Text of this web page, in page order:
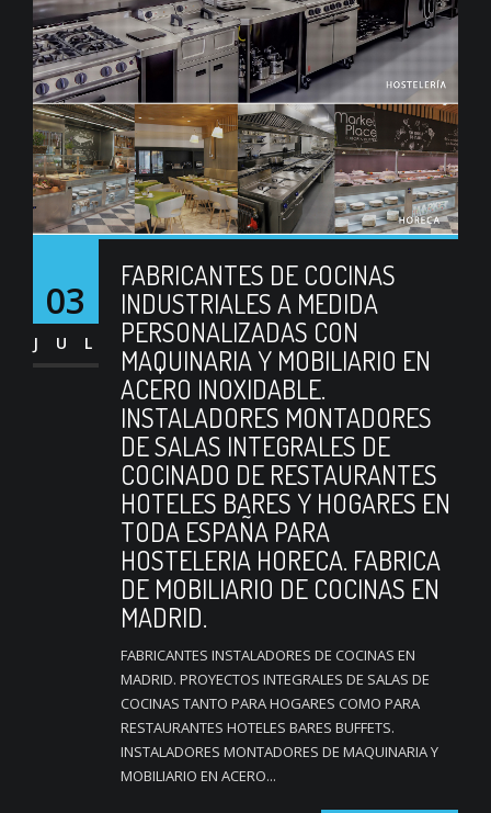
03
JUL
FABRICANTES DE COCINAS
INDUSTRIALES A MEDIDA
PERSONALIZADAS CON
MAQUINARIA Y MOBILIARIO EN
ACERO INOXIDABLE.
INSTALADORES MONTADORES
DE SALAS INTEGRALES DE
COCINADO DE RESTAURANTES
HOTELES BARES Y HOGARES EN
TODA ESPAÑA PARA
HOSTELERIA HORECA. FABRICA
DE MOBILIARIO DE COCINAS EN
MADRID.
FABRICANTES INSTALADORES DE COCINAS EN
MADRID. PROYECTOS INTEGRALES DE SALAS DE
COCINAS TANTO PARA HOGARES COMO PARA
RESTAURANTES HOTELES BARES BUFFETS.
INSTALADORES MONTADORES DE MAQUINARIA Y
MOBILIARIO EN ACERO...